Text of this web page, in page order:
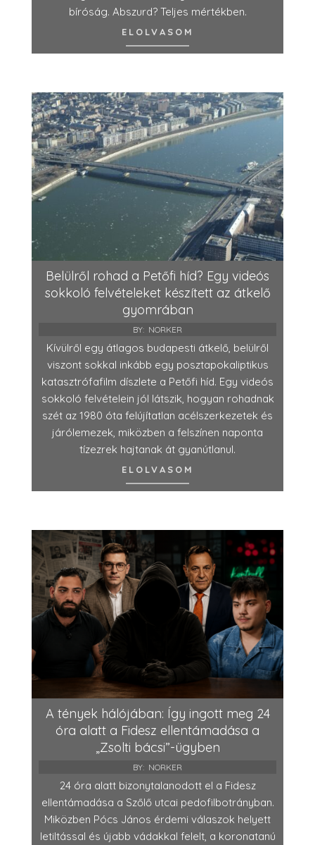
bíróság. Abszurd? Teljes mértékben.
ELOLVASOM
Belülről rohad a Petőfi híd? Egy videós
sokkoló felvételeket készített az átkelő
gyomrában
BY: NORKER
Kívülről egy átlagos budapesti átkelő, belülről
viszont sokkal inkább egy posztapokaliptikus
katasztrófafilm díszlete a Petőfi híd. Egy videós
sokkoló felvételein jól látszik, hogyan rohadnak
szét az 1980 óta felújítatlan acélszerkezetek és
járólemezek, miközben a felszínen naponta
tízezrek hajtanak át gyanútlanul.
ELOLVASOM
A tények hálójában: Így ingott meg 24
óra alatt a Fidesz ellentámadása a
„Zsolti bácsi”-ügyben
BY: NORKER
24 óra alatt bizonytalanodott el a Fidesz
ellentámadása a Szőlő utcai pedofilbotrányban.
Miközben Pócs János érdemi válaszok helyett
letiltással és újabb vádakkal felelt, a koronatanú